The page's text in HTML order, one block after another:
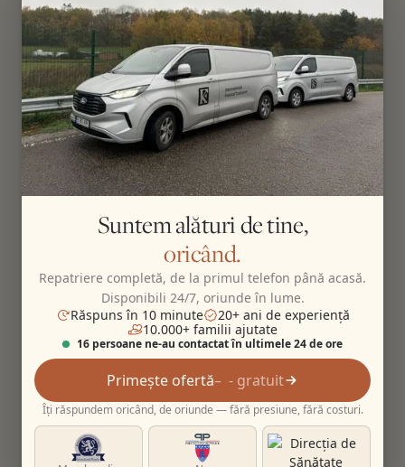
Suntem alături de tine,
oricând.
Repatriere completă, de la primul telefon până acasă.
Disponibili 24/7, oriunde în lume.
Răspuns în 10 minute
20+ ani de experiență
10.000+ familii ajutate
16 persoane ne-au contactat în ultimele 24 de ore
Primește ofertă - gratuit
Îți răspundem oricând, de oriunde — fără presiune, fără costuri.